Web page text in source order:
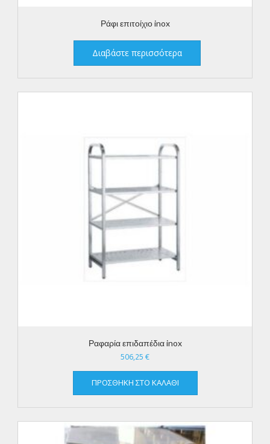
Ράφι επιτοίχιο inox
Διαβάστε περισσότερα
Ραφαρία επιδαπέδια inox
506,25 €
ΠΡΟΣΘΉΚΗ ΣΤΟ ΚΑΛΆΘΙ